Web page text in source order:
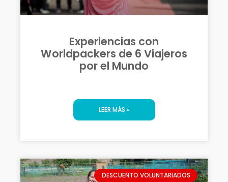
Experiencias con
Worldpackers de 6 Viajeros
por el Mundo
LEER MÁS »
DESCUENTO VOLUNTARIADOS